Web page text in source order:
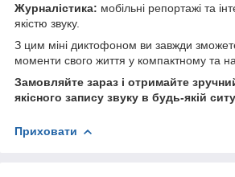
Журналістика: мобільні репортажі та
якістю звуку.
З цим міні диктофоном ви завжди
моменти свого життя у компактному та
Замовляйте зараз і отримайте
якісного запису звуку в будь-якій
Приховати